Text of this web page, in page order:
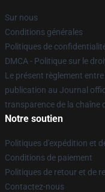
Sur nous
Conditions générales
Politiques de
DMCA - Politique sur le
Le présent règlement
publication au Journal
transparence de la chaîne
Notre soutien
Politiques d'expédition et
Conditions de paiement
Politiques de retour et de
Contactez-nous